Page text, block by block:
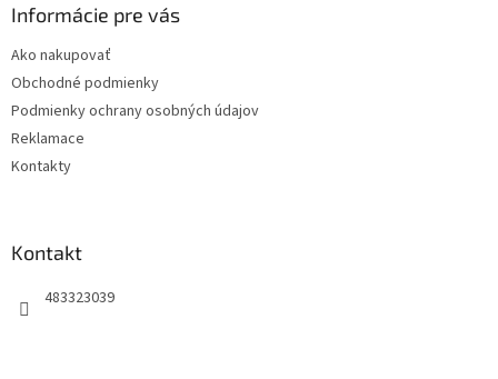
Informácie pre vás
Ako nakupovať
Obchodné podmienky
Podmienky ochrany osobných údajov
Reklamace
Kontakty
Kontakt
483323039